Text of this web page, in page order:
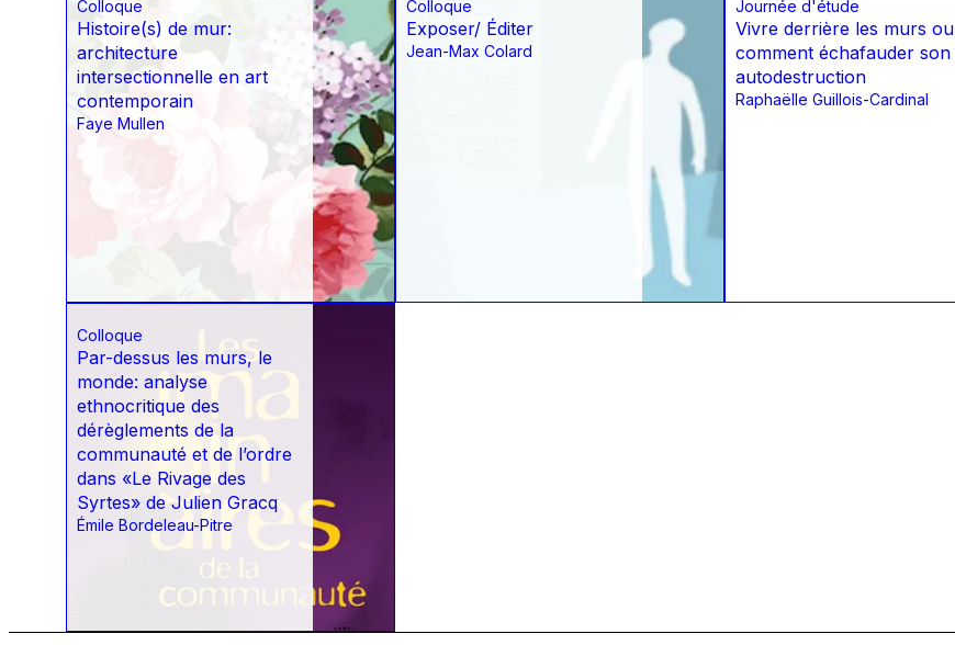
Colloque
Histoire(s) de mur:
architecture
intersectionnelle en art
contemporain
Faye Mullen
Colloque
Exposer/ Éditer
Jean-Max Colard
Journée d'étude
Vivre derrière les murs ou
comment échafauder son
autodestruction
Raphaëlle Guillois-Cardinal
Colloque
Par-dessus les murs, le
monde: analyse
ethnocritique des
dérèglements de la
communauté et de l’ordre
dans «Le Rivage des
Syrtes» de Julien Gracq
Émile Bordeleau-Pitre